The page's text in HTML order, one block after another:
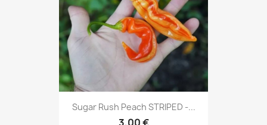
Sugar Rush Peach STRIPED -...